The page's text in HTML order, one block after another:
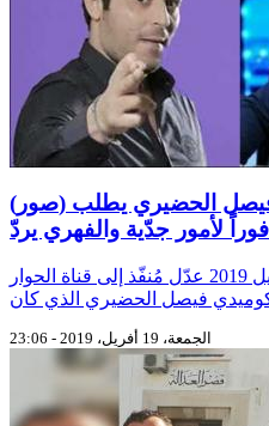
(صور) عن طريق عدل منفذ / فيصل الحضيري يطلب
زووم - تقدّم اليوم الجمعة 19 أفريل 2019 عدّل مُنفّذ إلى قناة الحوار
الجمعة، 19 أفريل، 2019 - 23:06